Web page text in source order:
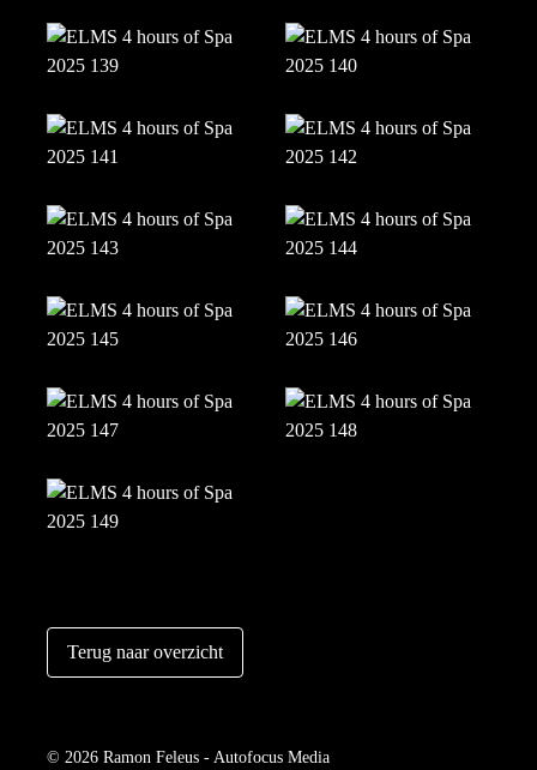
Terug naar overzicht
© 2026 Ramon Feleus - Autofocus Media